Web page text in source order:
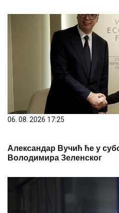
06. 08. 2026 17:25
Александар Вучић ће у
Володимира Зеленског